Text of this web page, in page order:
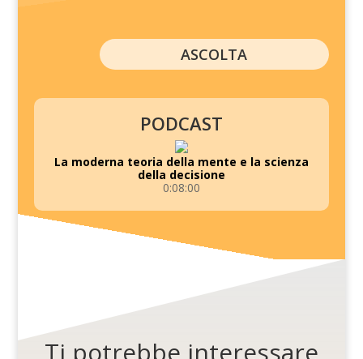
ASCOLTA
PODCAST
La moderna teoria della mente e la scienza
della decisione
0:08:00
Ti potrebbe interessare